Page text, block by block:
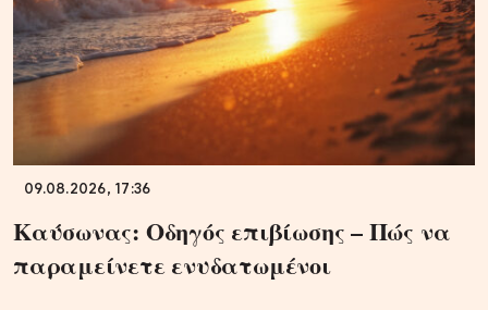
09.08.2026, 17:36
Καύσωνας: Οδηγός επιβίωσης – Πώς να
παραμείνετε ενυδατωμένοι